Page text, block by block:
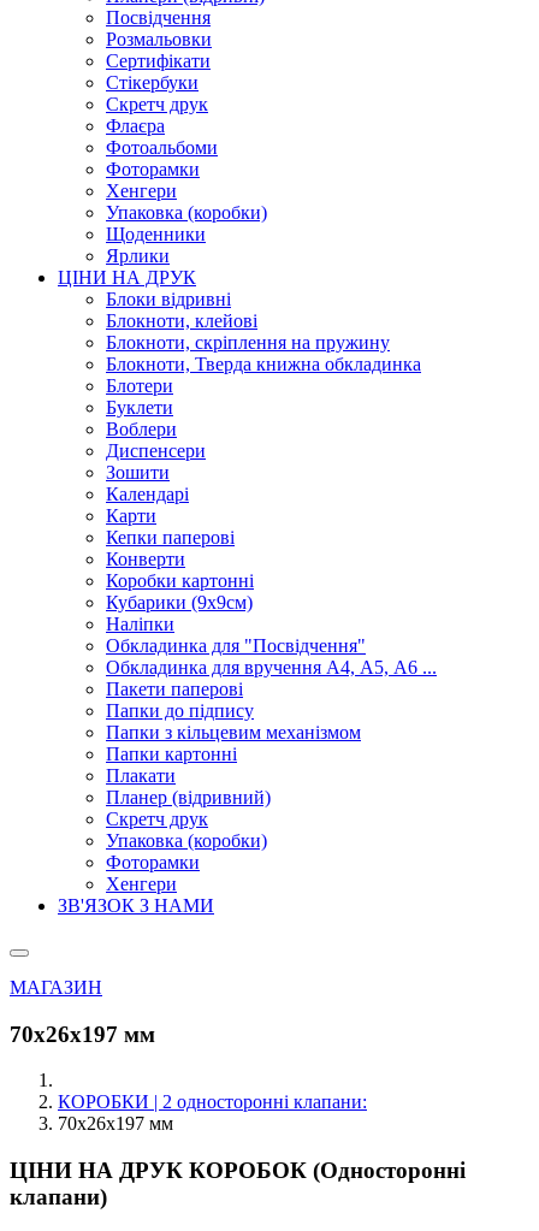
Посвідчення
Розмальовки
Сертифікати
Стікербуки
Скретч друк
Флаєра
Фотоальбоми
Фоторамки
Хенгери
Упаковка (коробки)
Щоденники
Ярлики
ЦІНИ НА ДРУК
Блоки відривні
Блокноти, клейові
Блокноти, скріплення на пружину
Блокноти, Тверда книжна обкладинка
Блотери
Буклети
Воблери
Диспенсери
Зошити
Календарі
Карти
Кепки паперові
Конверти
Коробки картонні
Кубарики (9х9см)
Наліпки
Обкладинка для "Посвідчення"
Обкладинка для вручення А4, А5, А6 ...
Пакети паперові
Папки до підпису
Папки з кільцевим механізмом
Папки картонні
Плакати
Планер (відривний)
Скретч друк
Упаковка (коробки)
Фоторамки
Хенгери
ЗВ'ЯЗОК З НАМИ
МАГАЗИН
70х26х197 мм
КОРОБКИ | 2 односторонні клапани:
70х26х197 мм
ЦІНИ НА ДРУК КОРОБОК (Односторонні
клапани)